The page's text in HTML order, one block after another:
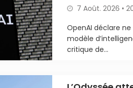
7 Août. 2026 •
OpenAI déclare
modèle
critique de...